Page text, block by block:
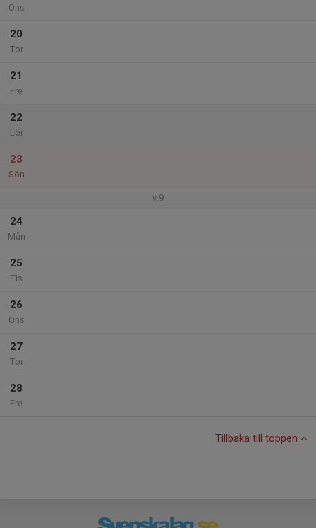
Ons
20
Tor
21
Fre
22
Lör
23
Sön
v.9
24
Mån
25
Tis
26
Ons
27
Tor
28
Fre
Tillbaka till toppen